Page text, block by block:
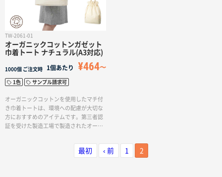
しやすい設計となっています。さらに、
このトートは単色印刷に対応しているの
で、オリジナリティにあふれたデザイン
やロゴを入れることができますので、展
示会やイベントでこのトートを配布する
ことで、来場者に便利なアイテムとして
好評を得ることができます。また、サブ
バッグとして普段使いにも重宝されるア
ことでしょう。
TW-2061-01
オーガニックコットンガゼット
巾着トート ナチュラル(A3対応)
1000個 ご注文時 1個あたり ¥464
1色 サンプル請求可
オーガニックコットンを使用したマチ付
き巾着トートは、環境への配慮が大切な
方におすすめのアイテムです。第三者認
証を受けた製造工場で製造されたオーガ
球にやさしい素材を使った商品として高
い品質が保証されています。縦長の形状
最初 ‹ 前 1 2